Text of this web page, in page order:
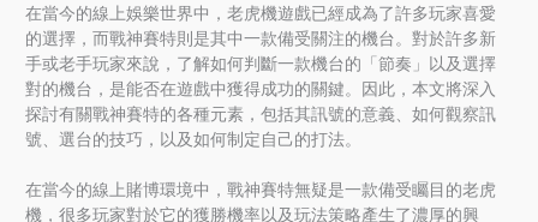
在當今的線上娛樂世界中，老虎機遊戲已經成為了許多玩家喜愛
的選擇，而戰神賽特則是其中一款備受關注的機台。對於許多新
手或老手玩家來說，了解如何判斷一款機台的「節奏」以及選擇
對的機台，是能否在遊戲中獲得成功的關鍵。因此，本文將深入
探討有關戰神賽特的各種元素，包括其訊號的意義、如何觀察訊
號、選台的技巧，以及如何制定自己的打法。
在當今的線上賭博環境中，戰神賽特無疑是一款備受矚目的老虎
機，很多玩家對於它的獲勝機率以及玩法策略產生了濃厚的興